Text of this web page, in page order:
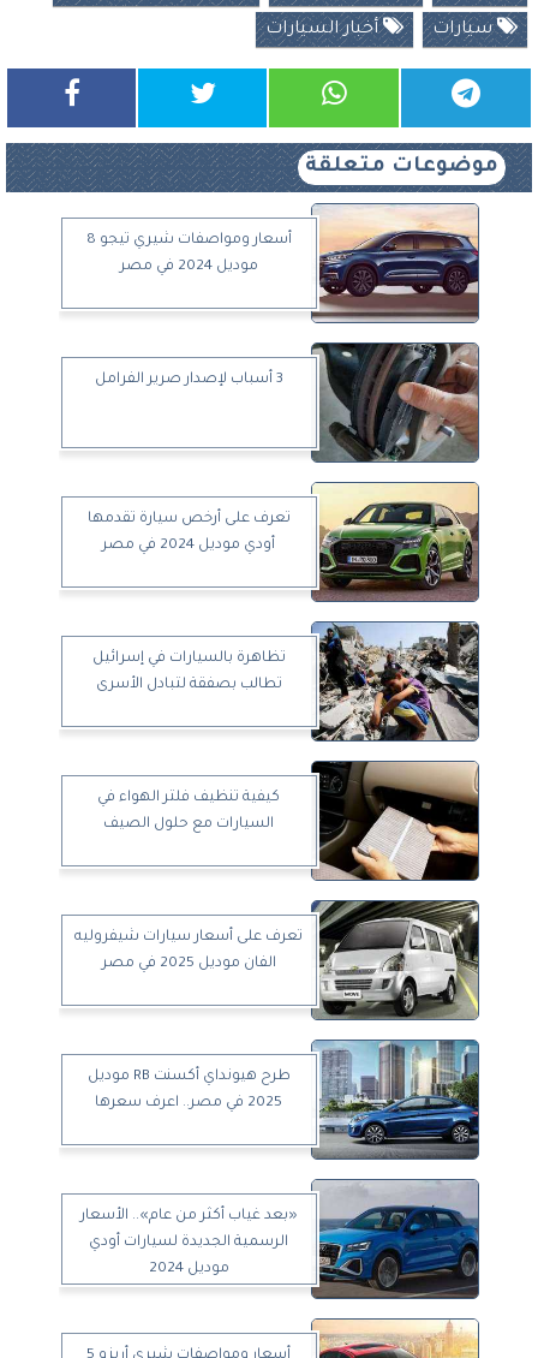
سيارات أخبار السيارات
موضوعات متعلقة
أسعار ومواصفات شيري تيجو 8
موديل 2024 في مصر
3 أسباب لإصدار صرير الفرامل
تعرف على أرخص سيارة تقدمها
أودي موديل 2024 في مصر
تظاهرة بالسيارات في إسرائيل
تطالب بصفقة لتبادل الأسرى
كيفية تنظيف فلتر الهواء في
السيارات مع حلول الصيف
تعرف على أسعار سيارات شيفروليه
الفان موديل 2025 في مصر
طرح هيونداي أكسنت RB موديل
2025 في مصر.. اعرف سعرها
«بعد غياب أكثر من عام».. الأسعار
الرسمية الجديدة لسيارات أودي
موديل 2024